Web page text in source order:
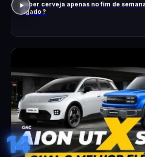
Beber cerveja apenas no fim de
fígado ?
14